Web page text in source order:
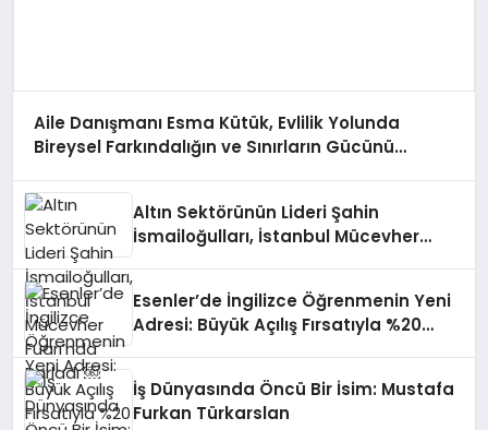
Aile Danışmanı Esma Kütük, Evlilik Yolunda
Bireysel Farkındalığın ve Sınırların Gücünü
Altın Sektörünün Lideri Şahin
İsmailoğulları, İstanbul Mücevher
Esenler’de İngilizce Öğrenmenin Yeni
Adresi: Büyük Açılış Fırsatıyla %20
İş Dünyasında Öncü Bir İsim: Mustafa
Furkan Türkarslan